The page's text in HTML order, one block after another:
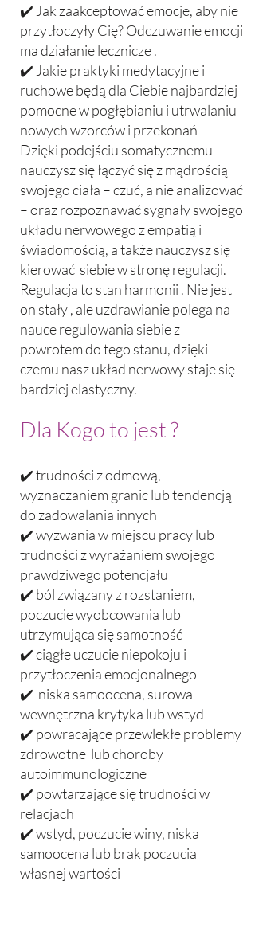
✔️ Jak zaakceptować emocje, aby nie
przytłoczyły Cię? Odczuwanie emocji
ma działanie lecznicze .
✔️ Jakie praktyki medytacyjne i
ruchowe będą dla Ciebie najbardziej
pomocne w pogłębianiu i utrwalaniu
nowych wzorców i przekonań
Dzięki podejściu somatycznemu
nauczysz się łączyć się z mądrością
swojego ciała – czuć, a nie analizować
– oraz rozpoznawać sygnały swojego
układu nerwowego z empatią i
świadomością, a także nauczysz się
kierować siebie w stronę regulacji.
Regulacja to stan harmonii . Nie jest
on stały , ale uzdrawianie polega na
nauce regulowania siebie z
powrotem do tego stanu, dzięki
czemu nasz układ nerwowy staje się
bardziej elastyczny.
Dla Kogo to jest ?
✔️ trudności z odmową,
wyznaczaniem granic lub tendencją
do zadowalania innych
✔️ wyzwania w miejscu pracy lub
trudności z wyrażaniem swojego
prawdziwego potencjału
✔️ ból związany z rozstaniem,
poczucie wyobcowania lub
utrzymująca się samotność
✔️ ciągłe uczucie niepokoju i
przytłoczenia emocjonalnego
✔️ niska samoocena, surowa
wewnętrzna krytyka lub wstyd
✔️ powracające przewlekłe problemy
zdrowotne lub choroby
autoimmunologiczne
✔️ powtarzające się trudności w
relacjach
✔️ wstyd, poczucie winy, niska
samoocena lub brak poczucia
własnej wartości